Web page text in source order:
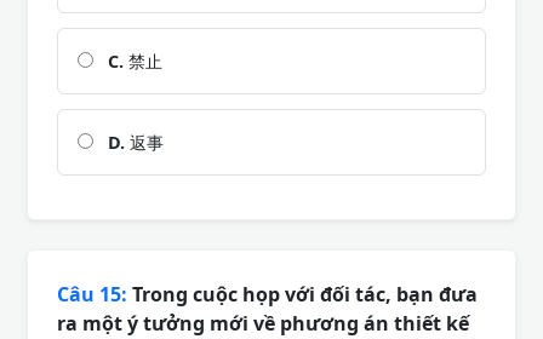
C. 禁止
D. 返事
Câu 15: Trong cuộc họp với đối tác, bạn đưa
ra một ý tưởng mới về phương án thiết kế